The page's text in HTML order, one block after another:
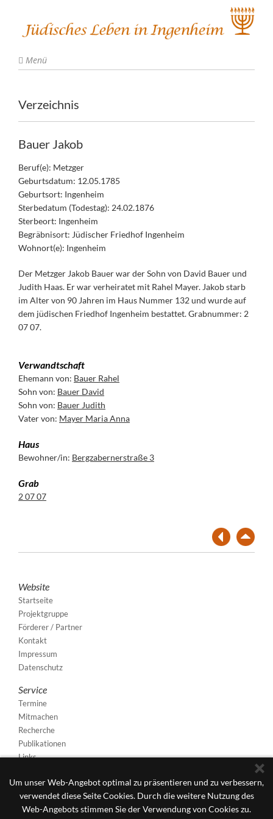
Um unser Web-Angebot optimal zu präsentieren und zu verbessern,
verwendet diese Seite Cookies. Durch die weitere Nutzung des
Web-Angebots stimmen Sie der Verwendung von Cookies zu.
Menü
Verzeichnis
Bauer Jakob
Beruf(e): Metzger
Geburtsdatum: 12.05.1785
Geburtsort: Ingenheim
Sterbedatum (Todestag): 24.02.1876
Sterbeort: Ingenheim
Begräbnisort: Jüdischer Friedhof Ingenheim
Wohnort(e): Ingenheim
Der Metzger Jakob Bauer war der Sohn von David Bauer und
Judith Haas. Er war verheiratet mit Rahel Mayer. Jakob starb
im Alter von 90 Jahren im Haus Nummer 132 und wurde auf
dem jüdischen Friedhof Ingenheim bestattet. Grabnummer: 2
07 07.
Verwandtschaft
Ehemann von: Bauer Rahel
Sohn von: Bauer David
Sohn von: Bauer Judith
Vater von: Mayer Maria Anna
Haus
Bewohner/in: Bergzabernerstraße 3
Grab
2 07 07
Website
Startseite
Projektgruppe
Förderer / Partner
Kontakt
Impressum
Datenschutz
Service
Termine
Mitmachen
Recherche
Publikationen
Links